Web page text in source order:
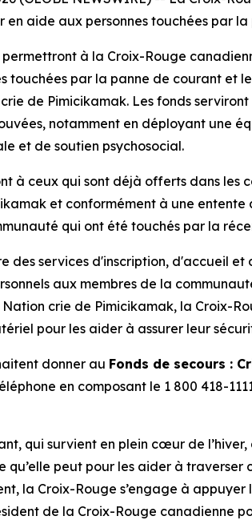
en aide aux personnes touchées par
permettront à la Croix-Rouge
touchées par la panne de courant et
de Pimicikamak. Les fonds
notamment en déployant une
et de soutien psychosocial.
à ceux qui sont déjà offerts dans
et conformément à une
qui ont été touchés par la
des services d'inscription, d'accueil
aux membres de la
crie de Pimicikamak, la Croix-
pour les aider à assurer leur
donner au Fonds de secours :
en composant le 1 800 418-
qui survient en plein cœur de
qu’elle peut pour les aider à
la Croix-Rouge s’engage à appuyer
de la Croix-Rouge canadienne